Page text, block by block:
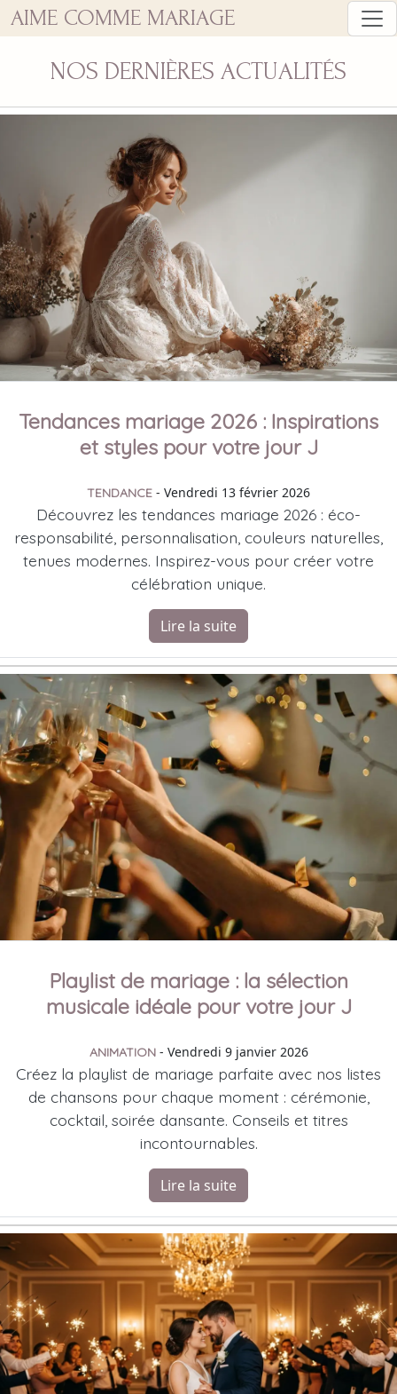
AIME COMME MARIAGE
NOS DERNIÈRES ACTUALITÉS
Tendances mariage 2026 : Inspirations
et styles pour votre jour J
TENDANCE - Vendredi 13 février 2026
Découvrez les tendances mariage 2026 : éco-
responsabilité, personnalisation, couleurs naturelles,
tenues modernes. Inspirez-vous pour créer votre
célébration unique.
Lire la suite
Playlist de mariage : la sélection
musicale idéale pour votre jour J
ANIMATION- Vendredi 9 janvier 2026
Créez la playlist de mariage parfaite avec nos listes
de chansons pour chaque moment : cérémonie,
cocktail, soirée dansante. Conseils et titres
incontournables.
Lire la suite